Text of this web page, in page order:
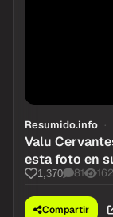
Resumido.info
Valu
esta foto en
1,370 81 162
Compartir